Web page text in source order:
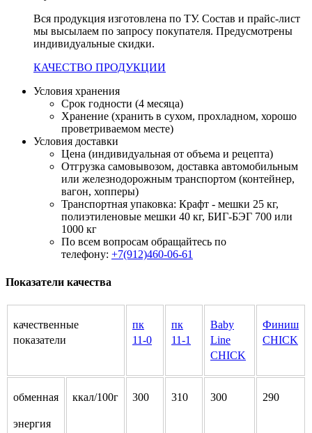
Вся продукция изготовлена по ТУ. Состав и прайс-лист
мы высылаем по запросу покупателя. Предусмотрены
индивидуальные скидки.
КАЧЕСТВО ПРОДУКЦИИ
Условия хранения
Срок годности (4 месяца)
Хранение (хранить в сухом, прохладном, хорошо
проветриваемом месте)
Условия доставки
Цена (индивидуальная от объема и рецепта)
Отгрузка самовывозом, доставка автомобильным
или железнодорожным транспортом (контейнер,
вагон, хопперы)
Транспортная упаковка: Крафт - мешки 25 кг,
полиэтиленовые мешки 40 кг, БИГ-БЭГ 700 или
1000 кг
По всем вопросам обращайтесь по
телефону: +7(912)460-06-61
Показатели качества
качественные
показатели
пк
11-0
пк
11-1
Baby
Line
CHICK
Финиш
CHICK
обменная
энергия
ккал/100г 300 310 300 290